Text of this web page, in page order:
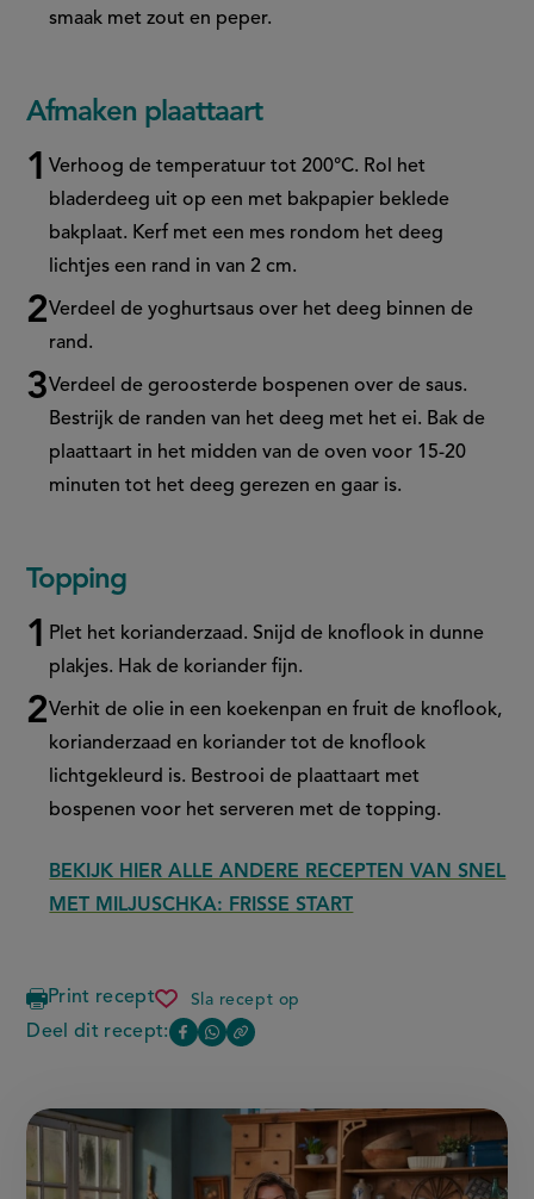
smaak met zout en peper.
Afmaken plaattaart
Verhoog de temperatuur tot 200°C. Rol het
bladerdeeg uit op een met bakpapier beklede
bakplaat. Kerf met een mes rondom het deeg
lichtjes een rand in van 2 cm.
Verdeel de yoghurtsaus over het deeg binnen de
rand.
Verdeel de geroosterde bospenen over de saus.
Bestrijk de randen van het deeg met het ei. Bak de
plaattaart in het midden van de oven voor 15-20
minuten tot het deeg gerezen en gaar is.
Topping
Plet het korianderzaad. Snijd de knoflook in dunne
plakjes. Hak de koriander fijn.
Verhit de olie in een koekenpan en fruit de knoflook,
korianderzaad en koriander tot de knoflook
lichtgekleurd is. Bestrooi de plaattaart met
bospenen voor het serveren met de topping.
BEKIJK HIER ALLE ANDERE RECEPTEN VAN SNEL
MET MILJUSCHKA: FRISSE START
Print recept Sla recept op
plaattaart
met
bospenen
Deel dit recept:
Deel
pagina
Facebook
Deel
pagina
op
WhatsApp
Copy
of
this
page